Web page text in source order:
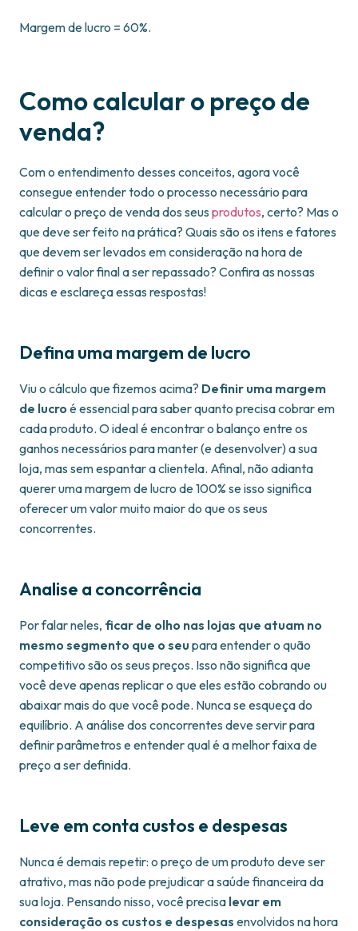
Margem de lucro = 60%.
Como calcular o preço de
venda?
Com o entendimento desses conceitos, agora você
consegue entender todo o processo necessário para
calcular o preço de venda dos seus produtos, certo? Mas o
que deve ser feito na prática? Quais são os itens e fatores
que devem ser levados em consideração na hora de
definir o valor final a ser repassado? Confira as nossas
dicas e esclareça essas respostas!
Defina uma margem de lucro
Viu o cálculo que fizemos acima? Definir uma margem
de lucro é essencial para saber quanto precisa cobrar em
cada produto. O ideal é encontrar o balanço entre os
ganhos necessários para manter (e desenvolver) a sua
loja, mas sem espantar a clientela. Afinal, não adianta
querer uma margem de lucro de 100% se isso significa
oferecer um valor muito maior do que os seus
concorrentes.
Analise a concorrência
Por falar neles, ficar de olho nas lojas que atuam no
mesmo segmento que o seu para entender o quão
competitivo são os seus preços. Isso não significa que
você deve apenas replicar o que eles estão cobrando ou
abaixar mais do que você pode. Nunca se esqueça do
equilíbrio. A análise dos concorrentes deve servir para
definir parâmetros e entender qual é a melhor faixa de
preço a ser definida.
Leve em conta custos e despesas
Nunca é demais repetir: o preço de um produto deve ser
atrativo, mas não pode prejudicar a saúde financeira da
sua loja. Pensando nisso, você precisa levar em
consideração os custos e despesas envolvidos na hora